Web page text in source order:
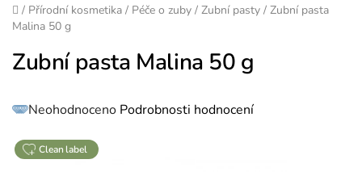
Domů
/ Přírodní kosmetika / Péče o zuby / Zubní pasty / Zubní pasta
Malina 50 g
Zubní pasta Malina 50 g
Průměrné
hodnocení
0,0
z
5
Neohodnoceno Podrobnosti hodnocení
clean label